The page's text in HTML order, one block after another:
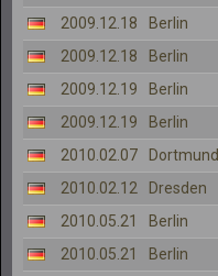
2009.12.18
Berlin
2009.12.18
Berlin
2009.12.19
Berlin
2009.12.19
Berlin
2010.02.07
Dortmund
2010.02.12
Dresden
2010.05.21
Berlin
2010.05.21
Berlin